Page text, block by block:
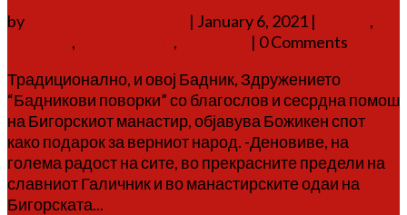
by | January 6, 2021 |
,
, ,
| 0 Comments
Традиционално, и овој Бадник, Здружението
“Бадникови поворки” со благослов и сесрдна помош
на Бигорскиот манастир, објавува Божикен спот
како подарок за верниот народ. -Деновиве, на
голема радост на сите, во прекрасните предели на
славниот Галичник и во манастирските одаи на
Бигорската...